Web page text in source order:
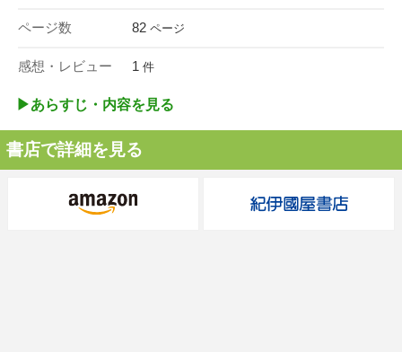
ページ数 82 ページ
感想・レビュー 1 件
▶︎あらすじ・内容を見る
書店で詳細を見る